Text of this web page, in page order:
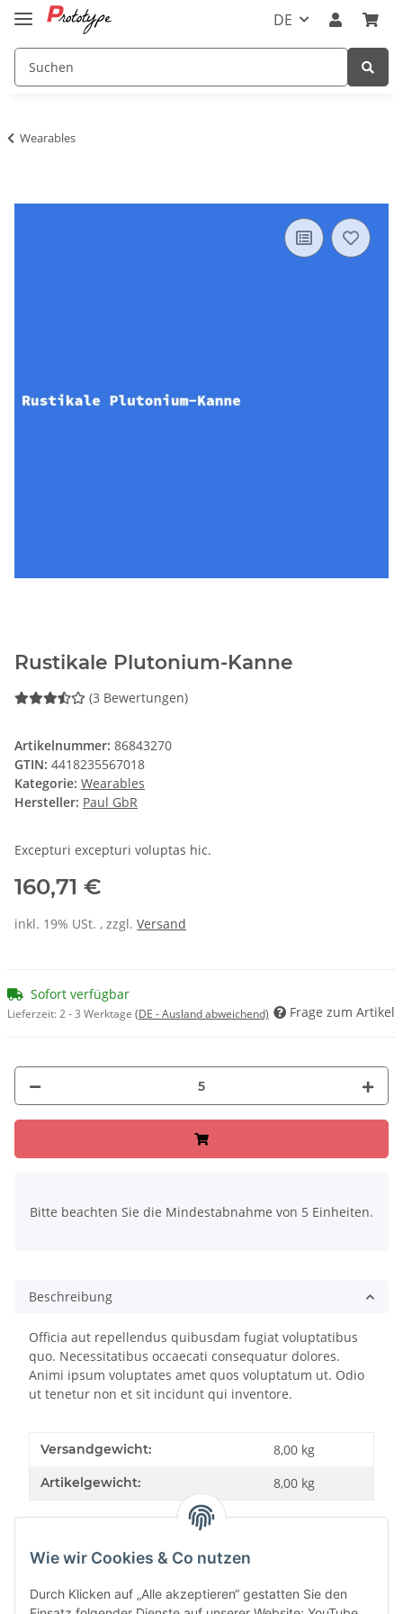
DE
Wearables
Rustikale Plutonium-Kanne
(3 Bewertungen)
Artikelnummer: 86843270
GTIN: 4418235567018
Kategorie: Wearables
Hersteller: Paul GbR
Excepturi excepturi voluptas hic.
160,71 €
inkl. 19% USt. , zzgl. Versand
Sofort verfügbar
Lieferzeit:2 - 3 Werktage (DE - Ausland abweichend) Frage zum Artikel
Bitte beachten Sie die Mindestabnahme von 5 Einheiten.
Beschreibung
Officia aut repellendus quibusdam fugiat voluptatibus
quo. Necessitatibus occaecati consequatur dolores.
Animi ipsum voluptates amet quos voluptatum ut. Odio
ut tenetur non et sit incidunt qui inventore.
Versandgewicht: 8,00 kg
Artikelgewicht: 8,00 kg
Bewertungen
Wie wir Cookies & Co nutzen
Durch Klicken auf „Alle akzeptieren“ gestatten Sie den